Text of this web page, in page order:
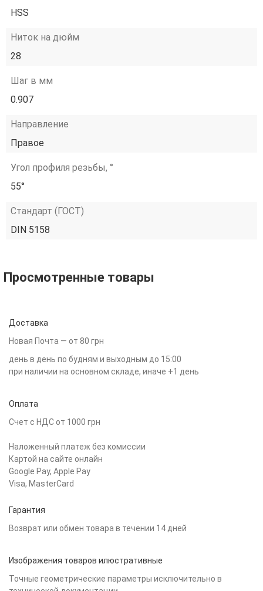
HSS
Ниток на дюйм
28
Шаг в мм
0.907
Направление
Правое
Угол профиля резьбы, °
55°
Стандарт (ГОСТ)
DIN 5158
Просмотренные товары
Доставка
Новая Почта — от 80 грн
день в день по будням и выходным до 15:00
при наличии на основном складе, иначе +1 день
Оплата
Счет с НДС от 1000 грн
Наложенный платеж без комиссии
Картой на сайте онлайн
Google Pay, Apple Pay
Visa, MasterCard
Гарантия
Возврат или обмен товара в течении 14 дней
Изображения товаров илюстративные
Точные геометрические параметры исключительно в